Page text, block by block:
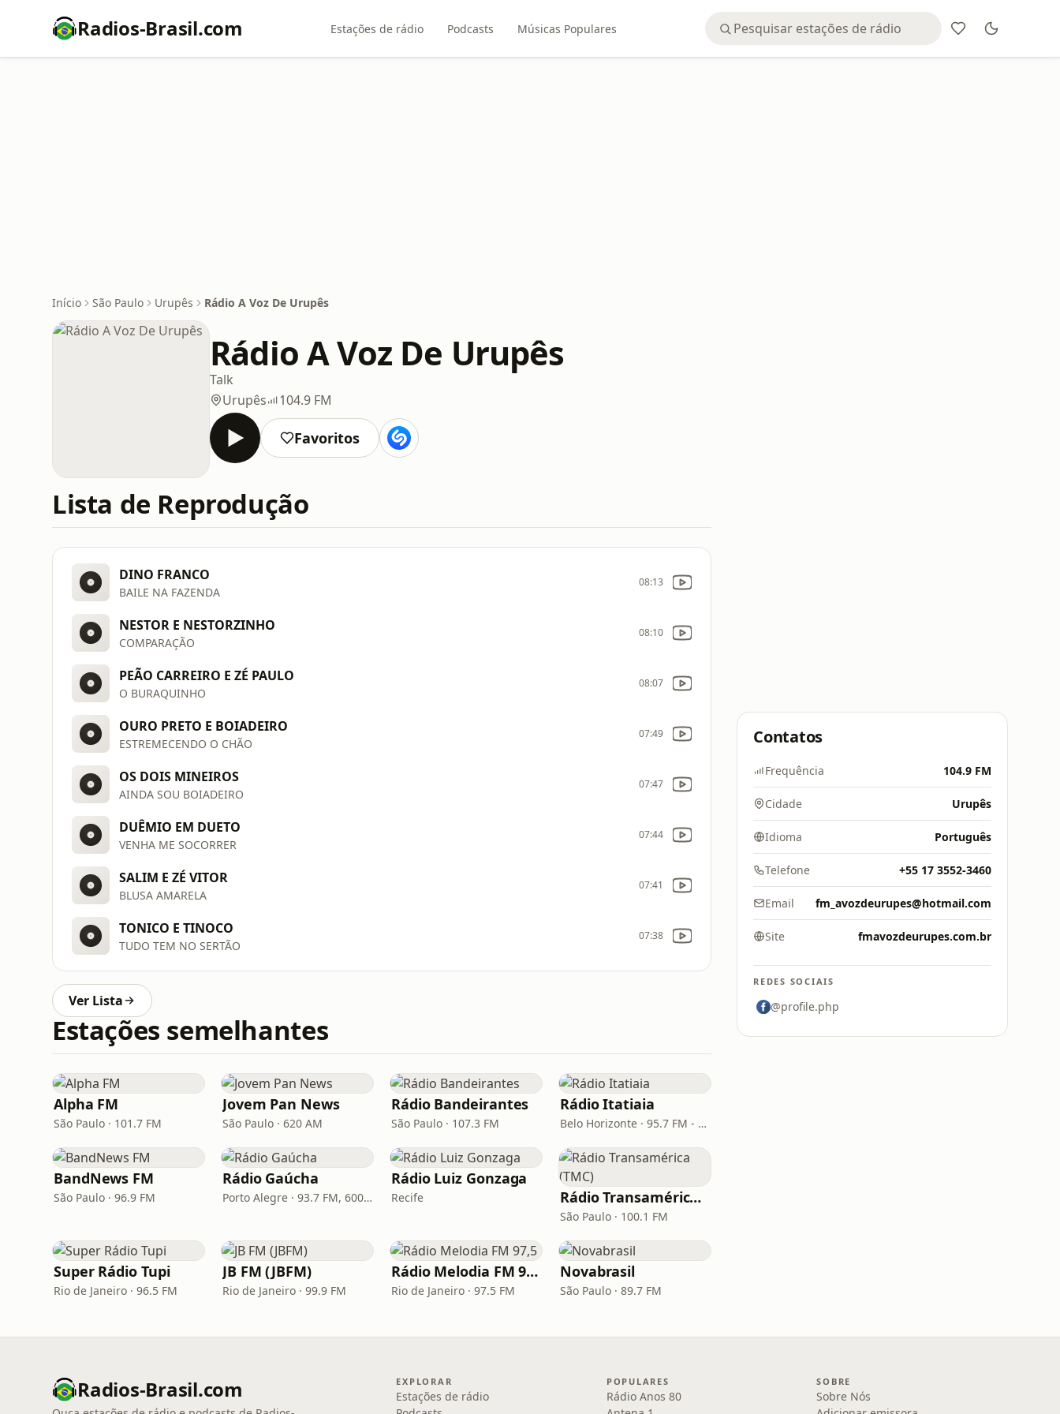
Radios-Brasil.com Estações de rádio Podcasts Músicas Populares
Início São Paulo Urupês Rádio A Voz De Urupês
Rádio A Voz De Urupês
Talk
Urupês
104.9 FM
Favoritos
Lista de Reprodução
DINO FRANCO
BAILE NA FAZENDA
08:13
NESTOR E NESTORZINHO
COMPARAÇÃO
08:10
PEÃO CARREIRO E ZÉ PAULO
O BURAQUINHO
08:07
OURO PRETO E BOIADEIRO
ESTREMECENDO O CHÃO
07:49
OS DOIS MINEIROS
AINDA SOU BOIADEIRO
07:47
DUÊMIO EM DUETO
VENHA ME SOCORRER
07:44
SALIM E ZÉ VITOR
BLUSA AMARELA
07:41
TONICO E TINOCO
TUDO TEM NO SERTÃO
07:38
Ver Lista
Estações semelhantes
Alpha FM
São Paulo · 101.7 FM
Jovem Pan News
São Paulo · 620 AM
Rádio Bandeirantes
São Paulo · 107.3 FM
Rádio Itatiaia
Belo Horizonte · 95.7 FM - 610 AM
BandNews FM
São Paulo · 96.9 FM
Rádio Gaúcha
Porto Alegre · 93.7 FM, 600 AM
Rádio Luiz Gonzaga
Recife Rádio Transamérica (TMC)
São Paulo · 100.1 FM
Super Rádio Tupi
Rio de Janeiro · 96.5 FM
JB FM (JBFM)
Rio de Janeiro · 99.9 FM
Rádio Melodia FM 97,5
Rio de Janeiro · 97.5 FM
Novabrasil
São Paulo · 89.7 FM
Contatos
Frequência 104.9 FM
Cidade Urupês
Idioma Português
Telefone +55 17 3552-3460
Email fm_avozdeurupes@hotmail.com
Site fmavozdeurupes.com.br
REDES SOCIAIS
@profile.php
Radios-Brasil.com EXPLORAR
Estações de rádio
POPULARES
Rádio Anos 80
SOBRE
Sobre Nós